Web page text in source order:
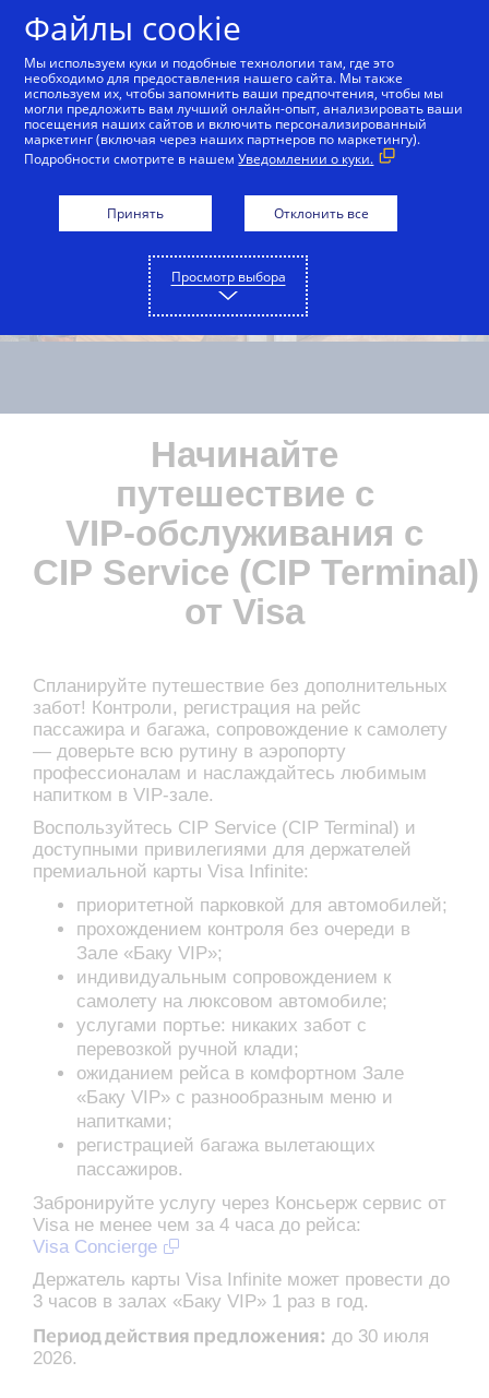
Начинайте
путешествие с
VIP‑обслуживания с
CIP Service (CIP Terminal)
от Visa
Спланируйте путешествие без дополнительных
забот! Контроли, регистрация на рейс
пассажира и багажа, сопровождение к самолету
— доверьте всю рутину в аэропорту
профессионалам и наслаждайтесь любимым
напитком в VIP-зале.
Воспользуйтесь CIP Service (CIP Terminal) и
доступными привилегиями для держателей
премиальной карты Visa Infinite:
приоритетной парковкой для автомобилей;
прохождением контроля без очереди в
Зале «Баку VIP»;
индивидуальным сопровождением к
самолету на люксовом автомобиле;
услугами портье: никаких забот с
перевозкой ручной клади;
ожиданием рейса в комфортном Зале
«Баку VIP» с разнообразным меню и
напитками;
регистрацией багажа вылетающих
пассажиров.
Забронируйте услугу через Консьерж сервис от
Visa не менее чем за 4 часа до рейса:
Visa Concierge
Держатель карты Visa Infinite может провести до
3 часов в залах «Баку VIP» 1 раз в год.
Период действия предложения: до 30 июля
2026.
Файлы cookie
Мы используем куки и подобные технологии там, где это
необходимо для предоставления нашего сайта. Мы также
используем их, чтобы запомнить ваши предпочтения, чтобы мы
могли предложить вам лучший онлайн-опыт, анализировать ваши
посещения наших сайтов и включить персонализированный
маркетинг (включая через наших партнеров по маркетингу).
Подробности смотрите в нашемУведомлении о куки.
Принять Отклонить все
Просмотр выбора